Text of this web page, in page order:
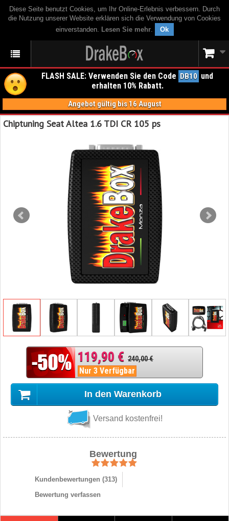
Diese Seite benutzt Cookies, um Ihr Online-Erlebnis verbessern. Durch
die Nutzung unserer Website erklären sich die Verwendung von Cookies
einverstanden. Lesen Sie mehr. Ok
FLASH SALE: Verwenden Sie den Code DB10 und
erhalten 10% Rabatt.
Angebot gültig bis 16 August
Chiptuning Seat Altea 1.6 TDI CR 105 ps
119,90 € 240,00 €
Nur 3 Verfügbar
In den Warenkorb
Versand kostenfrei!
Bewertung
Kundenbewertungen (313)
Bewertung verfassen